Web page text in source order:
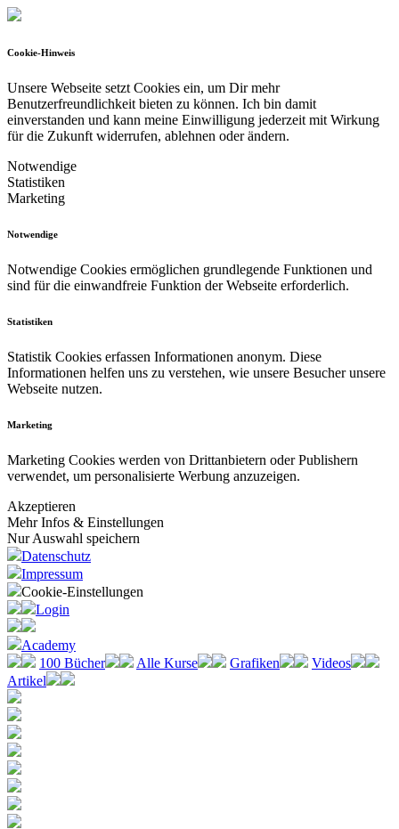
Cookie-Hinweis
Unsere Webseite setzt Cookies ein, um Dir mehr
Benutzerfreundlichkeit bieten zu können. Ich bin damit
einverstanden und kann meine Einwilligung jederzeit mit Wirkung
für die Zukunft widerrufen, ablehnen oder ändern.
Notwendige
Statistiken
Marketing
Notwendige
Notwendige Cookies ermöglichen grundlegende Funktionen und
sind für die einwandfreie Funktion der Webseite erforderlich.
Statistiken
Statistik Cookies erfassen Informationen anonym. Diese
Informationen helfen uns zu verstehen, wie unsere Besucher unsere
Webseite nutzen.
Marketing
Marketing Cookies werden von Drittanbietern oder Publishern
verwendet, um personalisierte Werbung anzuzeigen.
Akzeptieren
Mehr Infos & Einstellungen
Nur Auswahl speichern
Datenschutz
Impressum
Cookie-Einstellungen
Login
Academy
100 Bücher
Alle Kurse Grafiken
Videos
Artikel